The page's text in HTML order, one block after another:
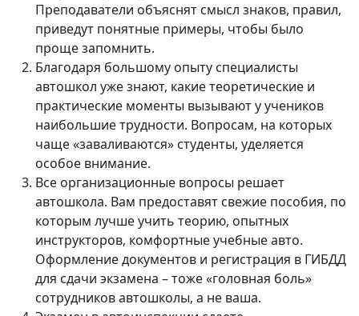
Преподаватели объяснят смысл знаков, правил,
приведут понятные примеры, чтобы было
проще запомнить.
Благодаря большому опыту специалисты
автошкол уже знают, какие теоретические и
практические моменты вызывают у учеников
наибольшие трудности. Вопросам, на которых
чаще «заваливаются» студенты, уделяется
особое внимание.
Все организационные вопросы решает
автошкола. Вам предоставят свежие пособия, по
которым лучше учить теорию, опытных
инструкторов, комфортные учебные авто.
Оформление документов и регистрация в ГИБДД
для сдачи экзамена – тоже «головная боль»
сотрудников автошколы, а не ваша.